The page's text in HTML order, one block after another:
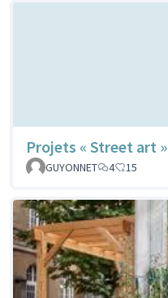
Projets « Street art »
GUYONNET
4 15